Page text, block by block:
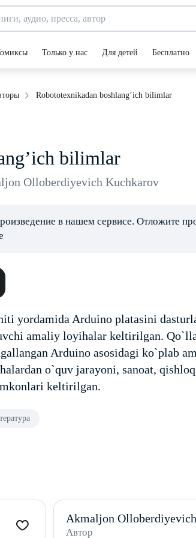
Только у нас Для детей Бесплатно
Robototexnikadan boshlang’ich bilimlar
bilimlar
Olloberdiyevich Kuchkarov
в нашем сервисе. Отложите
yordamida Arduino platasini
amaliy loyihalar keltirilgan.
Arduino asosidagi ko`plab
o`quv jarayoni, sanoat,
keltirilgan.
Akmaljon
Автор